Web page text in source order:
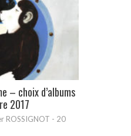
– choix d’albums
2017
ROSSIGNOT - 20